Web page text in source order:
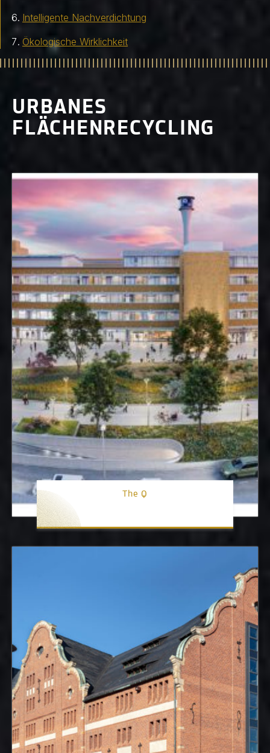
URBANES
FLÄCHENRECYCLING
The Q
Intelligente Nachverdichtung
Ökologische Wirklichkeit